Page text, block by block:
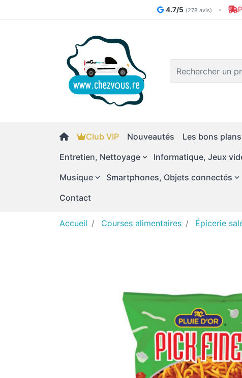
4.7/5 (278 avis) •
Club VIP Nouveautés Les bons
Entretien, Nettoyage
Informatique, Jeux
Musique
Smartphones, Objets connectés
Contact
Accueil Courses alimentaires Épicerie